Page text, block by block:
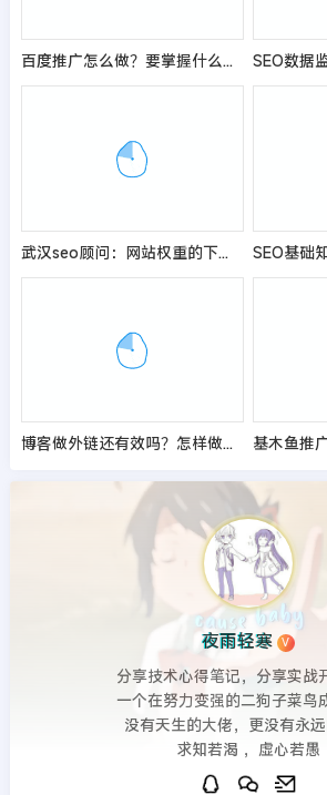
百度推广怎么做？要掌握什么竞价技巧？
武汉seo顾问：网站权重的下降与什么因素有关？
博客做外链还有效吗？怎样做博客外链较好？
夜雨轻寒 V
分享技术心得笔记，分享实战
一个在努力变强的二狗子菜鸟
没有天生的大佬，更没有永
求知若渴 ，虚心若愚